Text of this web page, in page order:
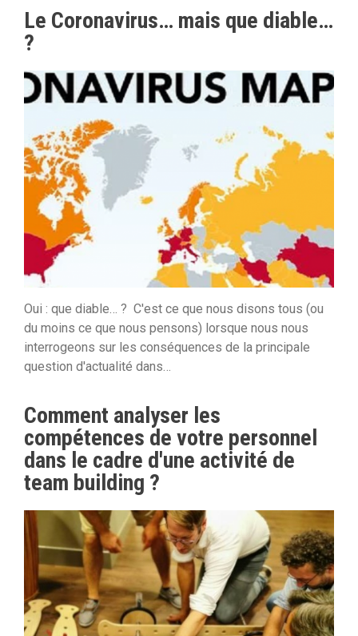
Le Coronavirus… mais que diable…
?
Oui : que diable… ? C'est ce que nous disons tous (ou
du moins ce que nous pensons) lorsque nous nous
interrogeons sur les conséquences de la principale
question d'actualité dans…
Comment analyser les
compétences de votre personnel
dans le cadre d'une activité de
team building ?